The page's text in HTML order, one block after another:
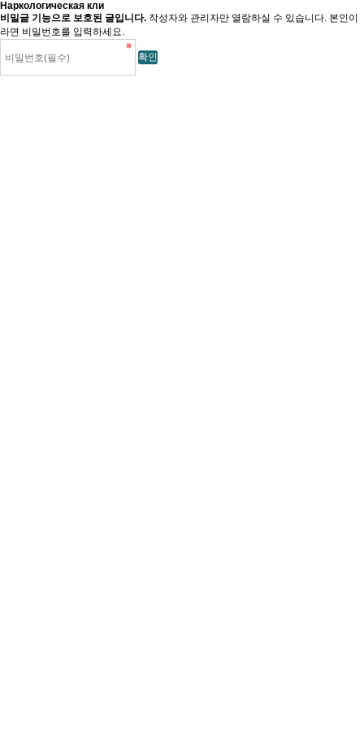
Наркологическая кли
비밀글 기능으로 보호된 글입니다. 작성자와 관리자만 열람하실 수 있습니다. 본인이
라면 비밀번호를 입력하세요.